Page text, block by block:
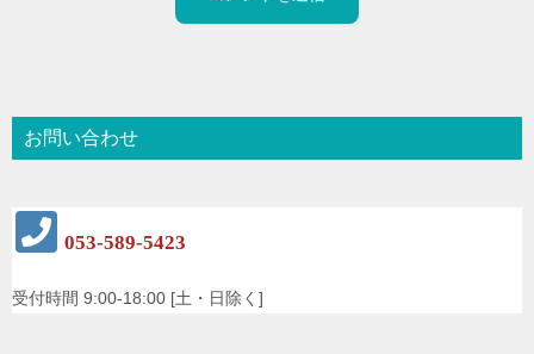
お問い合わせ
053-589-5423
受付時間 9:00-18:00 [土・日除く]